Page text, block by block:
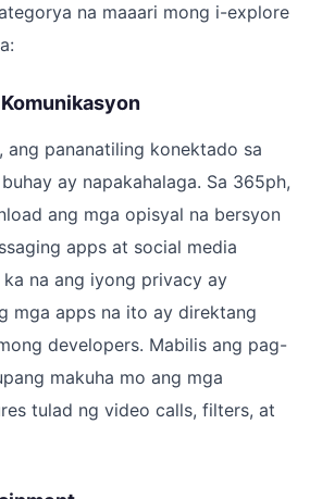
na maaari mong i-explore
ang pananatiling konektado sa
ay napakahalaga. Sa 365ph,
ang mga opisyal na bersyon
apps at social media
na ang iyong privacy ay
mga apps na ito ay direktang
developers. Mabilis ang pag-
makuha mo ang mga
tulad ng video calls, filters, at